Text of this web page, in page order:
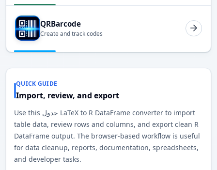
QRBarcode
Create and track codes
QUICK GUIDE
Import, review, and export
Use this جدول LaTeX to R DataFrame converter to import
table data, review rows and columns, and export clean R
DataFrame output. The browser-based workflow is useful
for data cleanup, reports, documentation, spreadsheets,
and developer tasks.